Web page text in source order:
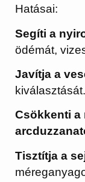
Hatásai:
Segíti a
ödémát,
Javítja a
kiválasztását.
Csökkenti a
Tisztítja a